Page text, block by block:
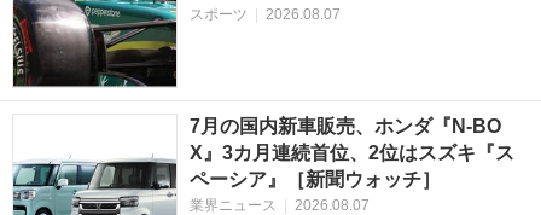
スポーツ | 2026.08.07
7月の国内新車販売、ホンダ『N-BO
X』3カ月連続首位、2位はスズキ『ス
ペーシア』［新聞ウォッチ］
業界ニュース | 2026.08.07